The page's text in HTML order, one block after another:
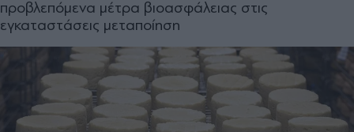
προβλεπόμενα μέτρα βιοασφάλειας στις
εγκαταστάσεις μεταποίηση